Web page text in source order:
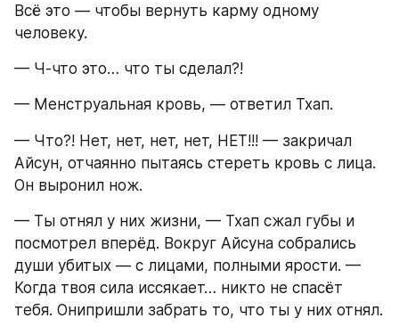
Всё это — чтобы вернуть карму одному
человеку.
— Ч-что это… что ты сделал?!
— Менструальная кровь, — ответил Тхап.
— Что?! Нет, нет, нет, нет, НЕТ!!! — закричал
Айсун, отчаянно пытаясь стереть кровь с лица.
Он выронил нож.
— Ты отнял у них жизни, — Тхап сжал губы и
посмотрел вперёд. Вокруг Айсуна собрались
души убитых — с лицами, полными ярости. —
Когда твоя сила иссякает… никто не спасёт
тебя. Онипришли забрать то, что ты у них отнял.